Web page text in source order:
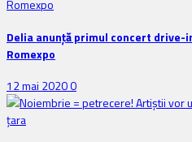
Delia anunţă primul concert drive-
Romexpo
12 mai 20200